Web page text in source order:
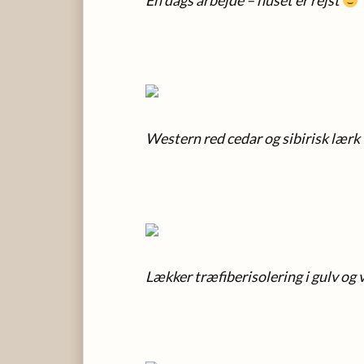
Western red cedar og sibirisk lærk
Lækker træfiberisolering i gulv og